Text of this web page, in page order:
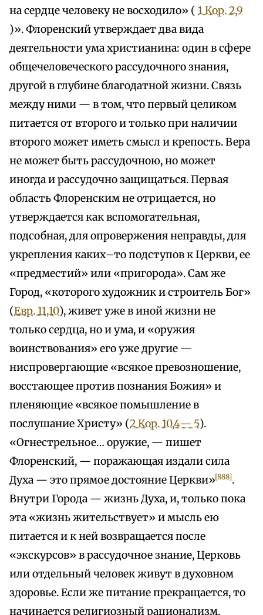
на сердце человеку не восходило» ( 1 Кор. 2,9
)». Флоренский утверждает два вида
деятельности ума христианина: один в сфере
общечеловеческого рассудочного знания,
другой в глубине благодатной жизни. Связь
между ними — в том, что первый целиком
питается от второго и только при наличии
второго может иметь смысл и крепость. Вера
не может быть рассудочною, но может
иногда и рассудочно защищаться. Первая
область Флоренским не отрицается, но
утверждается как вспомогательная,
подсобная, для опровержения неправды, для
укрепления каких–то подступов к Церкви, ее
«предместий» или «пригорода». Сам же
Город, «которого художник и строитель Бог»
(Евр. 11,10), живет уже в иной жизни не
только сердца, но и ума, и «оружия
воинствования» его уже другие —
ниспровергающие «всякое превозношение,
восстающее против познания Божия» и
пленяющие «всякое помышление в
послушание Христу» (2 Кор. 10,4— 5).
«Огнестрельное… оружие, — пишет
Флоренский, — поражающая издали сила
Духа — это прямое достояние Церкви»[888].
Внутри Города — жизнь Духа, и, только пока
эта «жизнь жительствует» и мысль ею
питается и к ней возвращается после
«экскурсов» в рассудочное знание, Церковь
или отдельный человек живут в духовном
здоровье. Если же питание прекращается, то
начинается религиозный рационализм,